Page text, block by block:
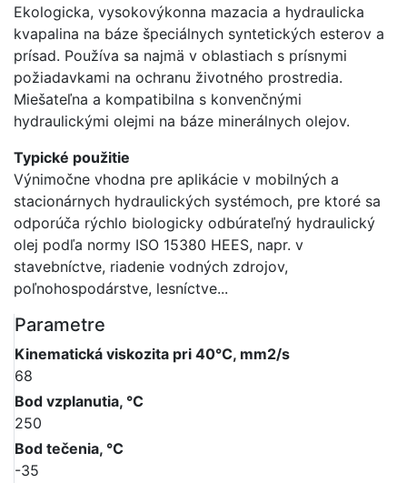
Ekologicka, vysokovýkonna mazacia a hydraulicka
kvapalina na báze špeciálnych syntetických esterov a
prísad. Používa sa najmä v oblastiach s prísnymi
požiadavkami na ochranu životného prostredia.
Miešateľna a kompatibilna s konvenčnými
hydraulickými olejmi na báze minerálnych olejov.
Typické použitie
Výnimočne vhodna pre aplikácie v mobilných a
stacionárnych hydraulických systémoch, pre ktoré sa
odporúča rýchlo biologicky odbúrateľný hydraulický
olej podľa normy ISO 15380 HEES, napr. v
stavebníctve, riadenie vodných zdrojov,
poľnohospodárstve, lesníctve...
Parametre
Kinematická viskozita pri 40°C, mm2/s
68
Bod vzplanutia, °C
250
Bod tečenia, °C
-35